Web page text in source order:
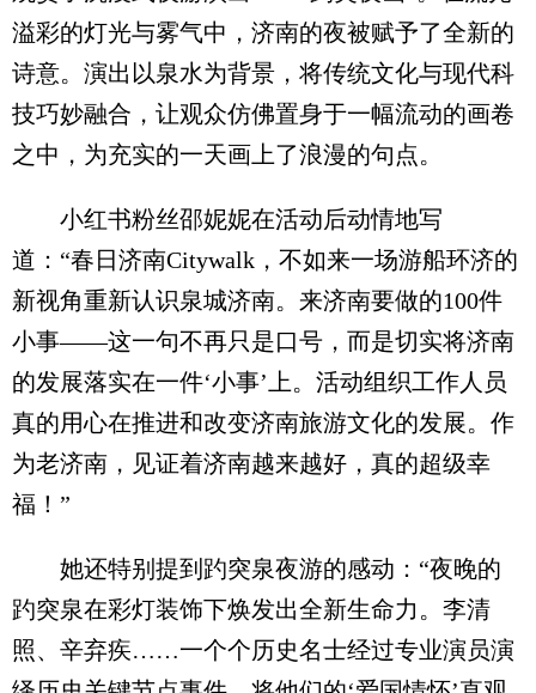
溢彩的灯光与雾气中，济南的夜被赋予了全新的
诗意。演出以泉水为背景，将传统文化与现代科
技巧妙融合，让观众仿佛置身于一幅流动的画卷
之中，为充实的一天画上了浪漫的句点。
小红书粉丝邵妮妮在活动后动情地写
道：“春日济南Citywalk，不如来一场游船环济的
新视角重新认识泉城济南。来济南要做的100件
小事——这一句不再只是口号，而是切实将济南
的发展落实在一件‘小事’上。活动组织工作人员
真的用心在推进和改变济南旅游文化的发展。作
为老济南，见证着济南越来越好，真的超级幸
福！”
她还特别提到趵突泉夜游的感动：“夜晚的
趵突泉在彩灯装饰下焕发出全新生命力。李清
照、辛弃疾……一个个历史名士经过专业演员演